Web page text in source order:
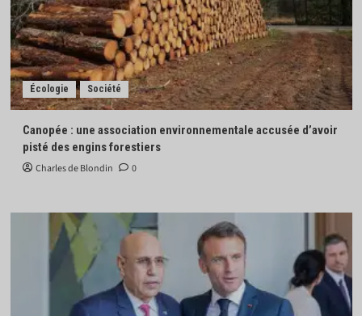
Écologie Société
Canopée : une association environnementale accusée d’avoir
pisté des engins forestiers
Charles de Blondin 0